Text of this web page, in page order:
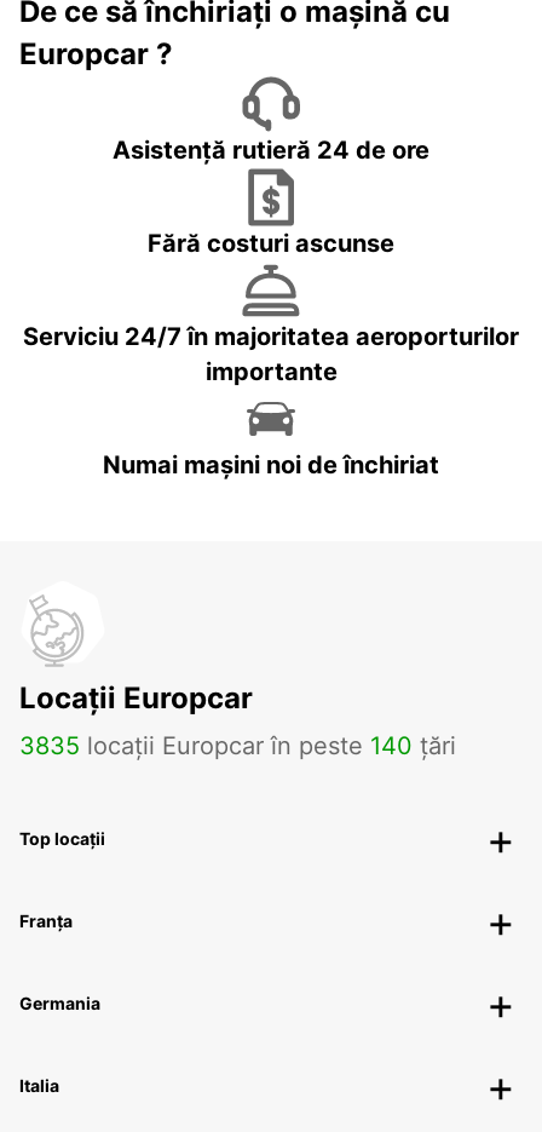
De ce să închiriați o mașină cu
Europcar ?
Asistență rutieră 24 de ore
Fără costuri ascunse
Serviciu 24/7 în majoritatea aeroporturilor
importante
Numai mașini noi de închiriat
Locații Europcar
3835 locații Europcar în peste 140 țări
Top locații
Franța
Germania
Italia